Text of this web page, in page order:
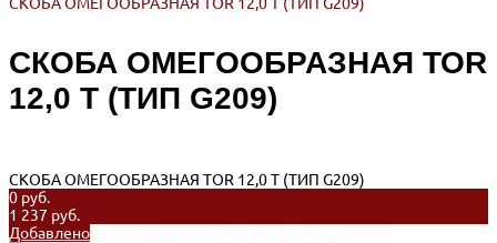
СКОБА ОМЕГООБРАЗНАЯ TOR
12,0 Т (ТИП G209)
СКОБА ОМЕГООБРАЗНАЯ TOR 12,0 Т (ТИП G209)
0 руб.
1 237 руб.
Добавлено